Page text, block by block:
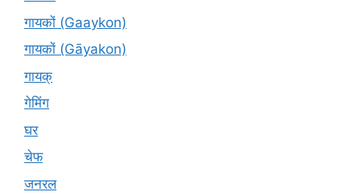
गायकों (Gaaykon)
गायकों (Gāyakon)
गायक्
गेमिंग
घर
चेफ
जनरल